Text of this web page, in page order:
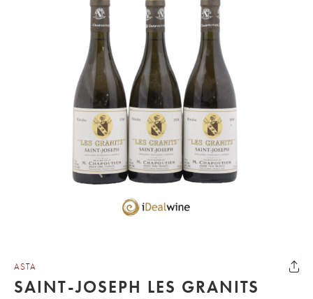
ASTA
SAINT-JOSEPH LES GRANITS